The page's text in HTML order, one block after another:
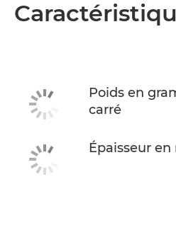
Poids en
carré
Épaisseur